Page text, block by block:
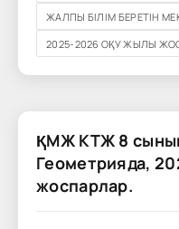
ЖАЛПЫ БІЛІМ БЕРЕТІН
2025-2026 ОҚУ ЖЫЛЫ
ҚМЖ КТЖ 8
Геометрияда,
жоспарлар.